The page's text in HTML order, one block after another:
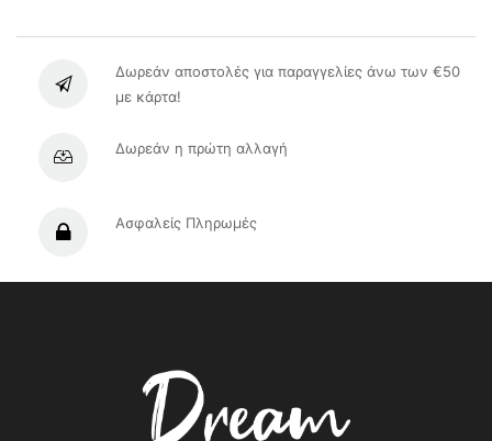
Δωρεάν αποστολές για παραγγελίες άνω των €50
με κάρτα!
Δωρεάν η πρώτη αλλαγή
Ασφαλείς Πληρωμές